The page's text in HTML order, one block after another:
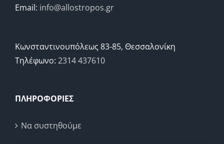
Email: info@allostropos.gr
Κωνσταντινουπόλεως 83-85, Θεσσαλονίκη
Τηλέφωνο: 2314 437610
ΠΛΗΡΟΦΟΡΙΕΣ
Να συστηθούμε